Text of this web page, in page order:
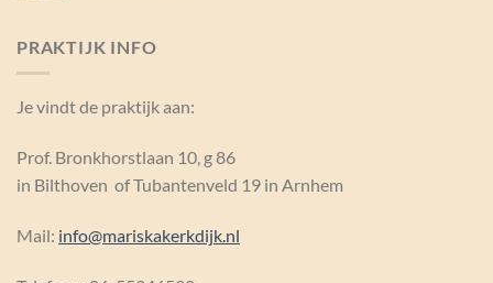
PRAKTIJK INFO
Je vindt de praktijk aan:
Prof. Bronkhorstlaan 10, g 86
in Bilthoven of Tubantenveld 19 in Arnhem
Mail: info@mariskakerkdijk.nl